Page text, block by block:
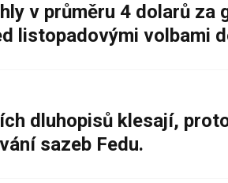
v průměru 4 dolarů
listopadovými volbami
dluhopisů klesají,
sazeb Fedu.